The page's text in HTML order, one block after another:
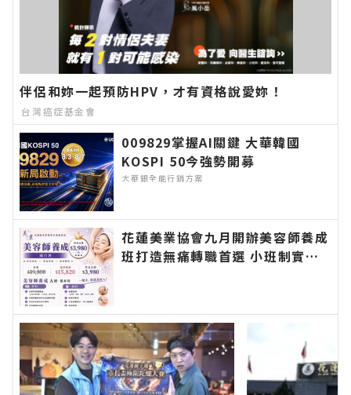
伴侶和妳一起預防HPV，才有資格說愛妳！
台灣癌症基金會
009829掌握AI關鍵 大華韓國
KOSPI 50今強勢開募
大華銀全能行銷方案
花蓮美業協會九月開辦美容師養成
班打造無痛轉職首選 小班制實作
站各類新聞－最快速的今日新聞報
導 最新的在地資訊！